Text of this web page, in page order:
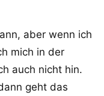
aber wenn ich
mich in der
auch nicht hin.
geht das